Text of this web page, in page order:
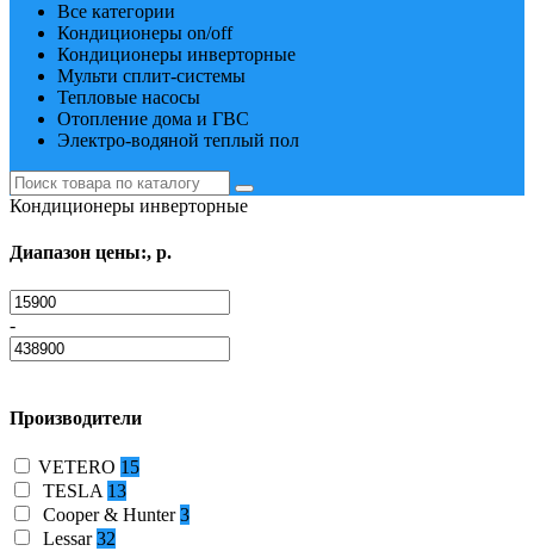
Все категории
Кондиционеры on/off
Кондиционеры инверторные
Мульти сплит-системы
Тепловые насосы
Отопление дома и ГВС
Электро-водяной теплый пол
Кондиционеры инверторные
Диапазон цены:, р.
-
Производители
VETERO 15
TESLA 13
Cooper & Hunter3
Lessar32